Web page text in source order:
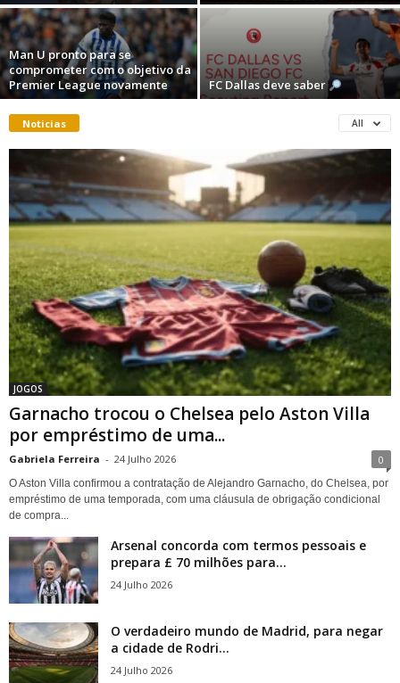
Man U pronto para se
comprometer com o objetivo da
Premier League novamente
FC Dallas deve saber
Noticias All
JOGOS
Garnacho trocou o Chelsea pelo Aston Villa
por empréstimo de uma...
Gabriela Ferreira - 24 Julho 2026 0
O Aston Villa confirmou a contratação de Alejandro Garnacho, do Chelsea, por
empréstimo de uma temporada, com uma cláusula de obrigação condicional
de compra...
Arsenal concorda com termos pessoais e
prepara £ 70 milhões para...
24 Julho 2026
O verdadeiro mundo de Madrid, para negar
a cidade de Rodri...
24 Julho 2026